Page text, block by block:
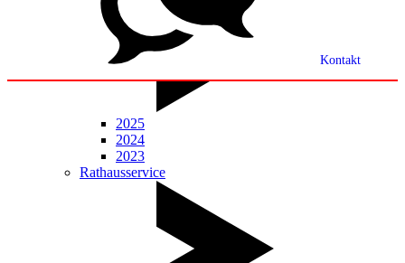
Kontakt
2025
2024
2023
Rathausservice